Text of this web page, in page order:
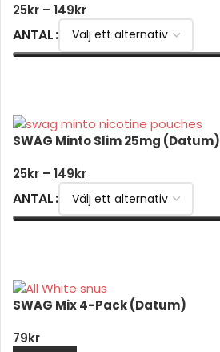
25kr – 149kr
ANTAL
SWAG Minto Slim 25mg (Datum)
25kr – 149kr
ANTAL
SWAG Mix 4-Pack (Datum)
79kr